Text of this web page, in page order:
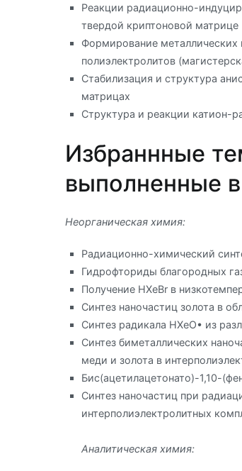
Реакции радиационно-
твердой криптоновой матрице
Формирование металлических
полиэлектролитов
Стабилизация и структура
матрицах
Структура и реакции катион-
Избраннные
выполненные
Неорганическая химия:
Радиационно-химический
Гидрофториды благородных
Получение HXeBr в
Синтез наночастиц золота в
Синтез радикала НХеО• из
Синтез биметаллических
меди и золота в
Бис(ацетилацетонато)-1,10-
Синтез наночастиц при
интерполиэлектролитных
Аналитическая химия: